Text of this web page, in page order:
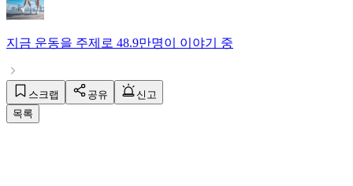
지금 운동을 주제로 48.9만명이 이야기 중
스크랩 공유
신고
목록